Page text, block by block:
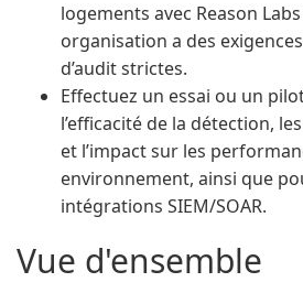
logements avec Reason
organisation a des
d’audit strictes.
Effectuez un essai ou un
l’efficacité de la détection,
et l’impact sur les
environnement, ainsi que
intégrations SIEM/SOAR.
Vue d'ensemble